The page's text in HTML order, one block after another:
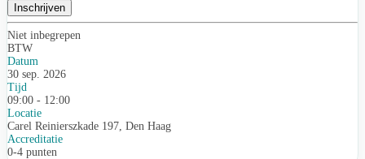
Inschrijven
Niet inbegrepen
BTW
Datum
30 sep. 2026
Tijd
09:00 - 12:00
Locatie
Carel Reinierszkade 197, Den Haag
Accreditatie
0-4 punten